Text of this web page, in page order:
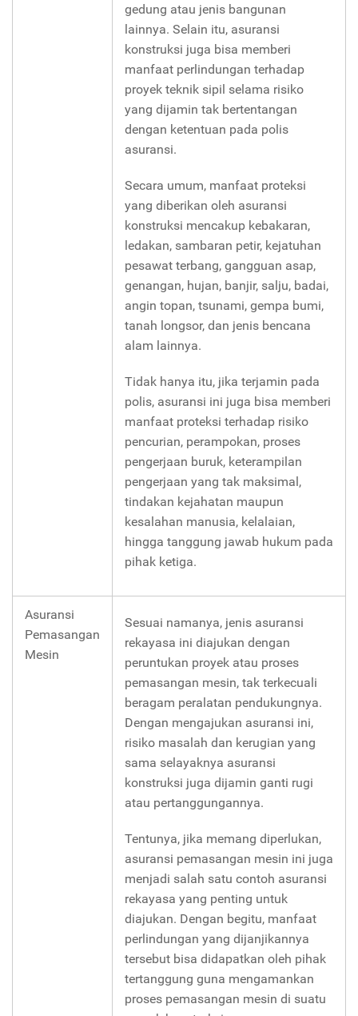
gedung atau jenis bangunan
lainnya. Selain itu, asuransi
konstruksi juga bisa memberi
manfaat perlindungan terhadap
proyek teknik sipil selama risiko
yang dijamin tak bertentangan
dengan ketentuan pada polis
asuransi.
Secara umum, manfaat proteksi
yang diberikan oleh asuransi
konstruksi mencakup kebakaran,
ledakan, sambaran petir, kejatuhan
pesawat terbang, gangguan asap,
genangan, hujan, banjir, salju, badai,
angin topan, tsunami, gempa bumi,
tanah longsor, dan jenis bencana
alam lainnya.
Tidak hanya itu, jika terjamin pada
polis, asuransi ini juga bisa memberi
manfaat proteksi terhadap risiko
pencurian, perampokan, proses
pengerjaan buruk, keterampilan
pengerjaan yang tak maksimal,
tindakan kejahatan maupun
kesalahan manusia, kelalaian,
hingga tanggung jawab hukum pada
pihak ketiga.
Asuransi
Pemasangan
Mesin
Sesuai namanya, jenis asuransi
rekayasa ini diajukan dengan
peruntukan proyek atau proses
pemasangan mesin, tak terkecuali
beragam peralatan pendukungnya.
Dengan mengajukan asuransi ini,
risiko masalah dan kerugian yang
sama selayaknya asuransi
konstruksi juga dijamin ganti rugi
atau pertanggungannya.
Tentunya, jika memang diperlukan,
asuransi pemasangan mesin ini juga
menjadi salah satu contoh asuransi
rekayasa yang penting untuk
diajukan. Dengan begitu, manfaat
perlindungan yang dijanjikannya
tersebut bisa didapatkan oleh pihak
tertanggung guna mengamankan
proses pemasangan mesin di suatu